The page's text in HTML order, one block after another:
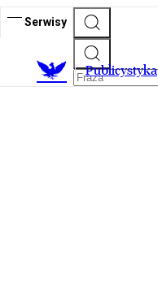
Serwisy
Publicystyka